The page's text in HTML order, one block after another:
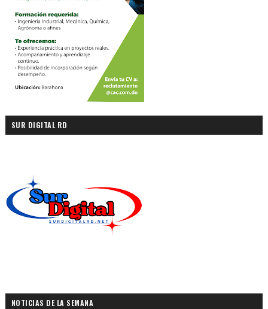
SUR DIGITAL RD
NOTICIAS DE LA SEMANA